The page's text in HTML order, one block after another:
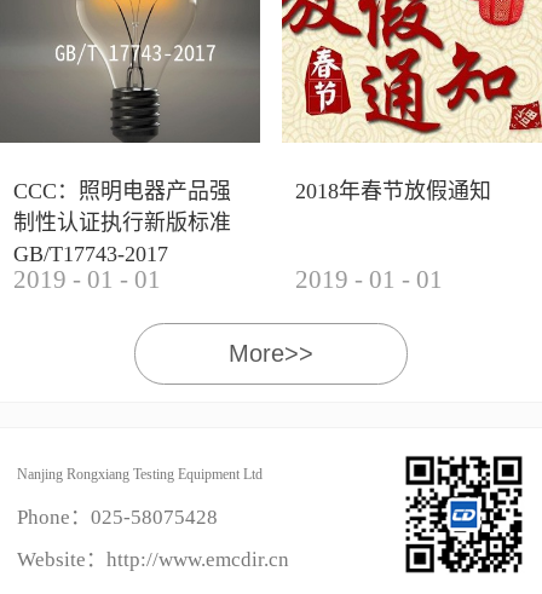
德国Langer公司资深工程师Lars Glaesser...
CCC：照明电器产品强
制性认证执行新版标准
GB/T17743-2017
2019 - 01 - 01
2018年春节放假通知
2019 - 01 - 01
More>>
Nanjing Rongxiang Testing Equipment Ltd
Phone： 025-58075428
Website：http://www.emcdir.cn